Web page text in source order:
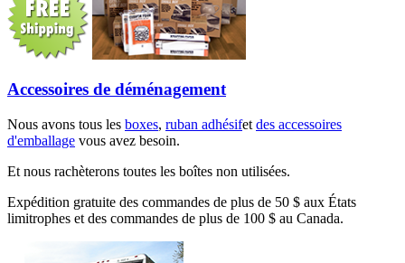
Accessoires de déménagement
Nous avons tous les boxes, ruban adhésifet des accessoires
d'emballage vous avez besoin.
Et nous rachèterons toutes les boîtes non utilisées.
Expédition gratuite des commandes de plus de 50 $ aux États
limitrophes et des commandes de plus de 100 $ au Canada.